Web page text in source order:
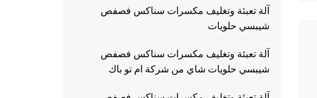
آلة تعبئة وتغليف مكسرات سناكس فصفص
شيبسي حلويات
آلة تعبئة وتغليف مكسرات سناكس فصفص
شيبسي حلويات شاي من شركة ام تو باك